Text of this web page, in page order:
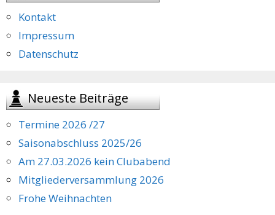
Kontakt
Impressum
Datenschutz
Neueste Beiträge
Termine 2026 /27
Saisonabschluss 2025/26
Am 27.03.2026 kein Clubabend
Mitgliederversammlung 2026
Frohe Weihnachten